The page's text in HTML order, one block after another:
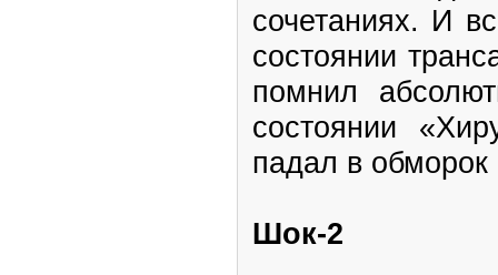
сочетаниях. И
состоянии
помнил
состоянии
падал в обморок
Шок-2